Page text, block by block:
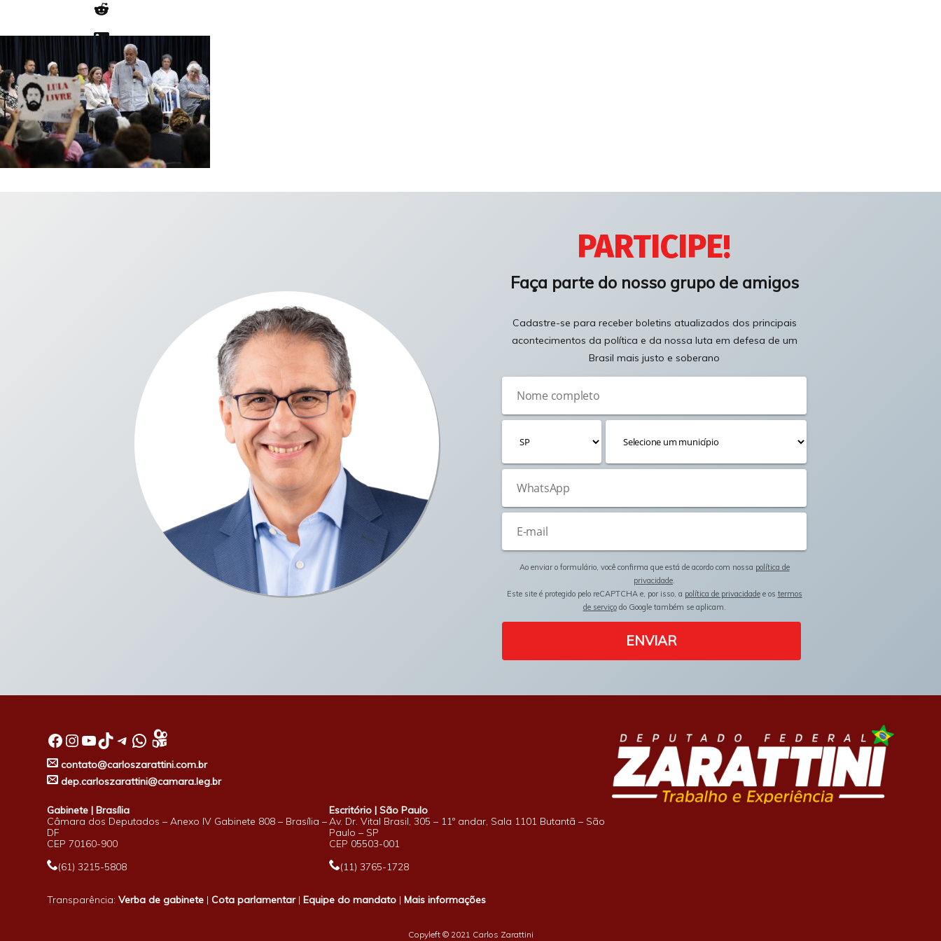
PARTICIPE!
Faça parte do nosso grupo de amigos
Cadastre-se para receber boletins atualizados dos principais
acontecimentos da política e da nossa luta em defesa de um
Brasil mais justo e soberano
Ao enviar o formulário, você confirma que está de acordo com nossa política de
privacidade
Este site é protegido pelo reCAPTCHA e, por isso, a política de privacidadee os termos
de serviçodo Google também se aplicam.
ENVIAR
Facebook InstagramYoutube TikTok Telegram WhatsApp
contato@carloszarattini.com.br
dep.carloszarattini@camara.leg.br
Gabinete | Brasília
Câmara dos Deputados – Anexo IV Gabinete 808 – Brasília –
DF
CEP 70160-900
(61) 3215-5808
Escritório | São Paulo
Av. Dr. Vital Brasil, 305 – 11º andar, Sala 1101 Butantã – São
Paulo – SP
CEP 05503-001
(11) 3765-1728
Transparência:Verba de gabinete |Cota parlamentar|Equipe do mandato |Mais informações
Copyleft © 2021 Carlos Zarattini